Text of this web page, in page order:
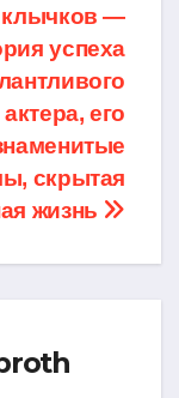
—
успеха
актера, его
скрытая
жизнь